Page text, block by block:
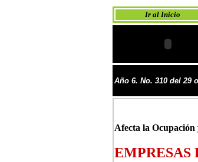
Ir al Inicio
Año 6. No. 310 del 29
Afecta la
EMPRESAS